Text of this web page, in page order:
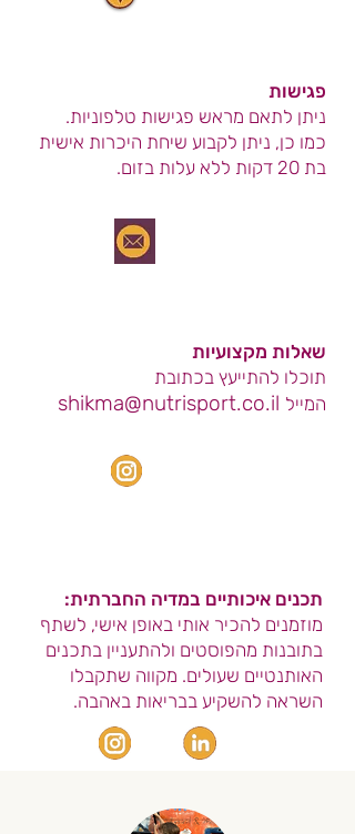
פגישות
ניתן לתאם מראש פגישות טלפוניות.​
כמו כן, ניתן לקבוע שיחת היכרות אישית
בת 20 דקות ללא עלות בזום.​
שאלות מקצועיות
תוכלו להתייעץ בכתובת
המייל shikma@nutrisport.co.il
תכנים איכותיים במדיה החברתית:
מוזמנים להכיר אותי באופן אישי, לשתף
בתובנות מהפוסטים ולהתעניין בתכנים
האותנטיים שעולים. מקווה שתקבלו
השראה להשקיע בבריאות באהבה.